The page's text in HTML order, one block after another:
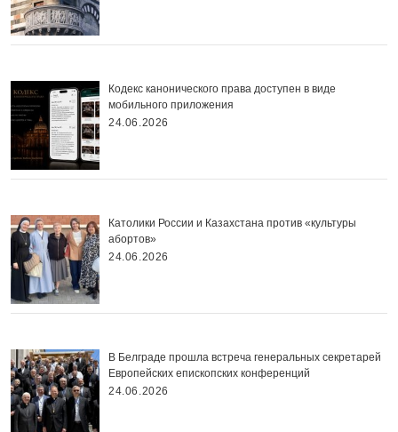
Кодекс канонического права доступен в виде
мобильного приложения
24.06.2026
Католики России и Казахстана против «культуры
абортов»
24.06.2026
В Белграде прошла встреча генеральных секретарей
Европейских епископских конференций
24.06.2026